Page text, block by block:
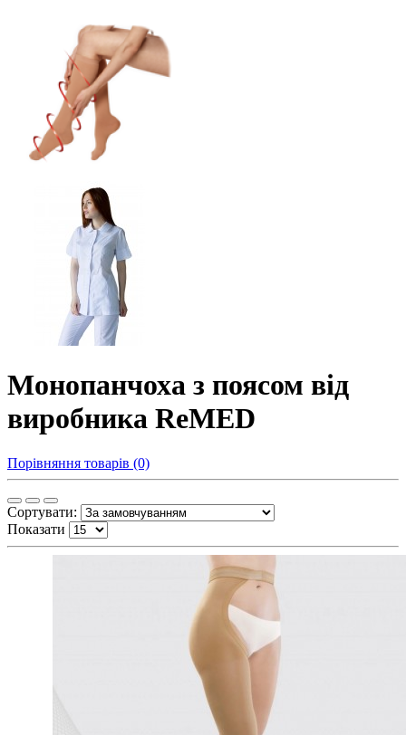
Монопанчоха з поясом від
виробника ReMED
Порівняння товарів (0)
Сортувати:
Показати